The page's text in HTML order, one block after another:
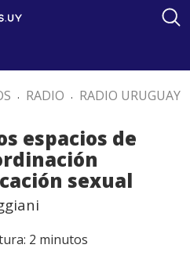
. RADIO . RADIO URUGUAY
espacios de
sexual
2 minutos